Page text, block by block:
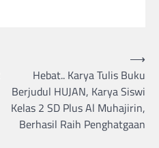
Hebat.. Karya Tulis Buku
Berjudul HUJAN, Karya Siswi
Kelas 2 SD Plus Al Muhajirin,
Berhasil Raih Penghatgaan
⟶